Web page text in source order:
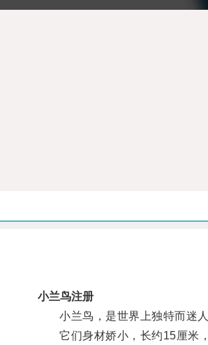
小兰鸟注册
小兰鸟，是世界上独特而迷人
它们身材娇小，长约15厘米，